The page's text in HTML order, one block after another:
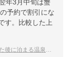
年3月中旬は蟹
予約で割引にな
す。比較した上
温泉宿のおすすめは？